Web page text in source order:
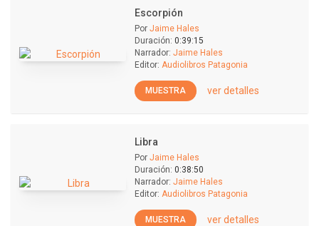
Escorpión
Por Jaime Hales
Duración: 0:39:15
Narrador: Jaime Hales
Editor: Audiolibros Patagonia
MUESTRA ver detalles
Libra
Por Jaime Hales
Duración: 0:38:50
Narrador: Jaime Hales
Editor: Audiolibros Patagonia
MUESTRA ver detalles